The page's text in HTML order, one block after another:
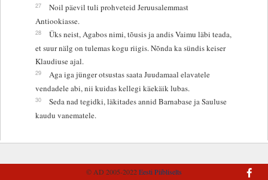
27
Noil päevil tuli prohveteid Jeruusalemmast
Antiookiasse.
28
Üks neist, Agabos nimi, tõusis ja andis Vaimu läbi teada,
et suur nälg on tulemas kogu riigis. Nõnda ka sündis keiser
Klaudiuse ajal.
29
Aga iga jünger otsustas saata Juudamaal elavatele
vendadele abi, nii kuidas kellegi käekäik lubas.
30
Seda nad tegidki, läkitades annid Barnabase ja Sauluse
kaudu vanematele.
© AD 2005-2022Eesti Piibliselts